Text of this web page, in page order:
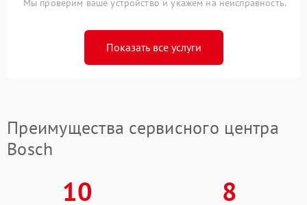
Мы проверим ваше устройство и укажем на неисправность.
Показать все услуги
Преимущества сервисного центра
Bosch
10 8